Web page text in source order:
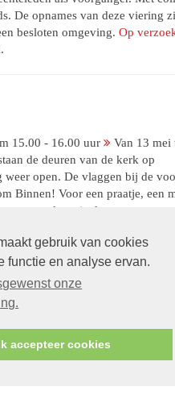
gebruik van cookies
functie en analyse ervan.
onze
accepteer cookies
De opnames van deze viering
besloten omgeving. Op
15.00 - 16.00 uur
Van 13 mei
de deuren van de kerk op
weer open. De vlaggen bij de
Binnen! Voor een praatje, een
van een kaarsje, het meegeven
16.00 uur, een halfuur vroeger dan